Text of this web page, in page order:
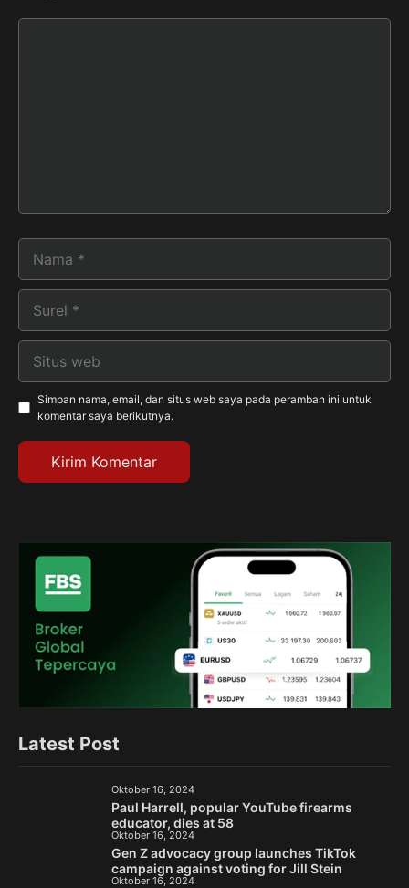
Simpan nama, email, dan situs web saya pada peramban ini untuk
komentar saya berikutnya.
Latest Post
Oktober 16, 2024
Paul Harrell, popular YouTube firearms
educator, dies at 58
Oktober 16, 2024
Gen Z advocacy group launches TikTok
campaign against voting for Jill Stein
Oktober 16, 2024